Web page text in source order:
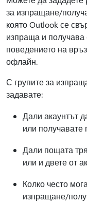
за изпращане/
която Outlook се
изпраща и получава
поведението на
офлайн.
С групите за
задавате:
Дали акаунтът
или получавате
Дали пощата
или и двете от
Колко често
изпращане/